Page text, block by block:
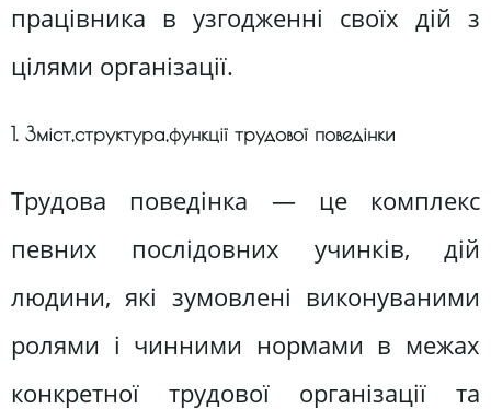
працівника в узгодженні своїх дій з
цілями організації.
1. Зміст,структура,функції трудової поведінки
Трудова поведінка — це комплекс
певних послідовних учинків, дій
людини, які зумовлені виконуваними
ролями і чинними нормами в межах
конкретної трудової організації та